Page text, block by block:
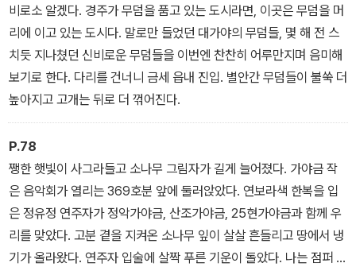
비로소 알겠다. 경주가 무덤을 품고 있는 도시라면, 이곳은 무덤을 머
리에 이고 있는 도시다. 말로만 들었던 대가야의 무덤들, 몇 해 전 스
치듯 지나쳤던 신비로운 무덤들을 이번엔 찬찬히 어루만지며 음미해
보기로 한다. 다리를 건너니 금세 읍내 진입. 별안간 무덤들이 불쑥 더
높아지고 고개는 뒤로 더 꺾어진다.
P.78
쨍한 햇빛이 사그라들고 소나무 그림자가 길게 늘어졌다. 가야금 작
은 음악회가 열리는 369호분 앞에 둘러앉았다. 연보라색 한복을 입
은 정유정 연주자가 정악가야금, 산조가야금, 25현가야금과 함께 우
리를 맞았다. 고분 곁을 지켜온 소나무 잎이 살살 흔들리고 땅에서 냉
기가 올라왔다. 연주자 입술에 살짝 푸른 기운이 돌았다. 나는 점퍼 깃